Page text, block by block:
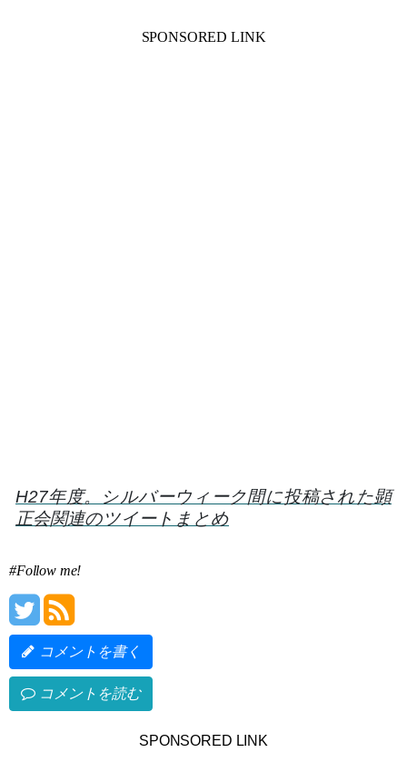
SPONSORED LINK
H27年度。シルバーウィーク間に投稿された顕
正会関連のツイートまとめ
#Follow me!
コメントを書く
コメントを読む
SPONSORED LINK